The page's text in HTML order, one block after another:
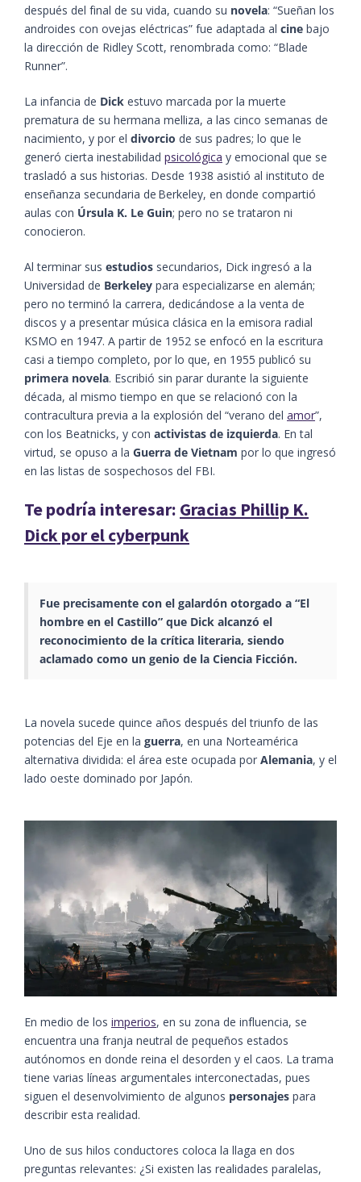
después del final de su vida, cuando su novela: “Sueñan los
androides con ovejas eléctricas” fue adaptada al cine bajo
la dirección de Ridley Scott, renombrada como: “Blade
Runner”.
La infancia de Dick estuvo marcada por la muerte
prematura de su hermana melliza, a las cinco semanas de
nacimiento, y por el divorcio de sus padres; lo que le
generó cierta inestabilidad psicológica y emocional que se
trasladó a sus historias. Desde 1938 asistió al instituto de
enseñanza secundaria de Berkeley, en donde compartió
aulas con Úrsula K. Le Guin; pero no se trataron ni
conocieron.
Al terminar sus estudios secundarios, Dick ingresó a la
Universidad de Berkeley para especializarse en alemán;
pero no terminó la carrera, dedicándose a la venta de
discos y a presentar música clásica en la emisora radial
KSMO en 1947. A partir de 1952 se enfocó en la escritura
casi a tiempo completo, por lo que, en 1955 publicó su
primera novela. Escribió sin parar durante la siguiente
década, al mismo tiempo en que se relacionó con la
contracultura previa a la explosión del “verano del amor”,
con los Beatnicks, y con activistas de izquierda. En tal
virtud, se opuso a la Guerra de Vietnam por lo que ingresó
en las listas de sospechosos del FBI.
Te podría interesar: Gracias Phillip K.
Dick por el cyberpunk
Fue precisamente con el galardón otorgado a “El
hombre en el Castillo” que Dick alcanzó el
reconocimiento de la crítica literaria, siendo
aclamado como un genio de la Ciencia Ficción.
La novela sucede quince años después del triunfo de las
potencias del Eje en la guerra, en una Norteamérica
alternativa dividida: el área este ocupada por Alemania, y el
lado oeste dominado por Japón.
En medio de los imperios, en su zona de influencia, se
encuentra una franja neutral de pequeños estados
autónomos en donde reina el desorden y el caos. La trama
tiene varias líneas argumentales interconectadas, pues
siguen el desenvolvimiento de algunos personajes para
describir esta realidad.
Uno de sus hilos conductores coloca la llaga en dos
preguntas relevantes: ¿Si existen las realidades paralelas,